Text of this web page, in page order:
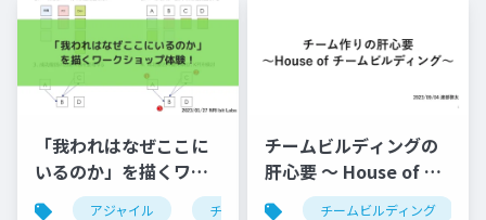
「我われはなぜここに
いるのか」を描くワー
クショップ体験！
アジャイル チームビルディング
チームビルディングの
肝心要 〜 House of チ
ームビルディング 〜
チームビルディング